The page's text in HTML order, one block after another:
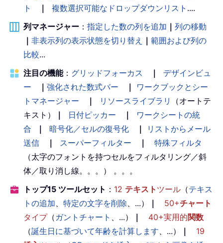
ト
｜ 複数選択可能なドロップダウンリスト ....
列マネージャー ： 指定した数の列を追加 ｜ 列の移動
｜ 非表示列の表示状態を切り替え ｜ 範囲および列の
比較...
注目の機能： グリッドフォーカス ｜
デザインビュ
ー
｜ 強化された数式バー ｜
ワークブックとシー
トマネージャー
｜ リソースライブラリ
（オートテ
キスト）
｜ 日付ピッカー ｜
ワークシートの統
合
｜ 暗号化／セルの復号化 ｜
リストからメール
送信
｜ スーパーフィルター ｜
特殊フィルタ
（太字のフォントを持つセルをフィルタリング／斜
体／取り消し線。。。） 。。。
トップ15 ツールセット ： 12 テキスト ツール （テキス
トの追加
特定の文字を削除 、...） ｜ 50+チャート
タイプ（ ガントチャート 、...） ｜ 40+実用的関数
（誕生日に基づいて年齢を計算します 、...） ｜
19